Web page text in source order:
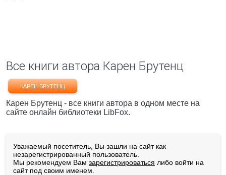
Все книги автора Карен Брутенц
КАРЕН БРУТЕНЦ
Карен Брутенц - все книги автора в одном месте на
сайте онлайн библиотеки LibFox.
Уважаемый посетитель, Вы зашли на сайт как
незарегистрированный пользователь.
Мы рекомендуем Вам зарегистрироваться либо войти на
сайт под своим именем.